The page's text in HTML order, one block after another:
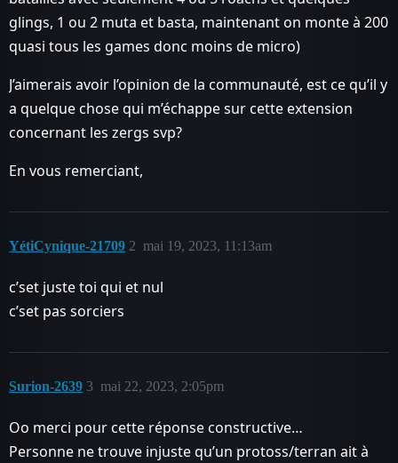
glings, 1 ou 2 muta et basta, maintenant on monte à 200
quasi tous les games donc moins de micro)
J’aimerais avoir l’opinion de la communauté, est ce qu’il y
a quelque chose qui m’échappe sur cette extension
concernant les zergs svp?
En vous remerciant,
YétiCynique-21709 mai 19, 2023, 11:13am
2
c’set juste toi qui et nul
c’set pas sorciers
Surion-2639 mai 22, 2023, 2:05pm
3
Oo merci pour cette réponse constructive…
Personne ne trouve injuste qu’un protoss/terran ait à